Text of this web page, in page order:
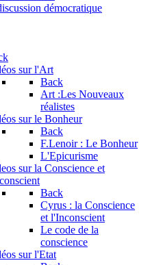
démocratique
sur l'Art
Back
Art :Les Nouveaux
réalistes
sur le Bonheur
Back
F.Lenoir : Le Bonheur
L'Epicurisme
sur la Conscience et
Back
Cyrus : la Conscience
et l'Inconscient
Le code de la
conscience
sur l'Etat